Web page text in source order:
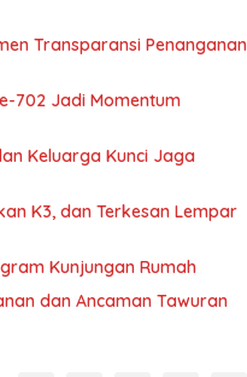
Transparansi Penanganan
702 Jadi Momentum
Keluarga Kunci Jaga
K3, dan Terkesan Lempar
Kunjungan Rumah
dan Ancaman Tawuran